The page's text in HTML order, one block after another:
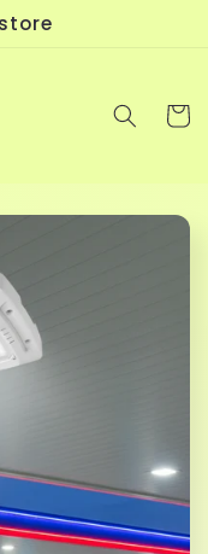
Carrito